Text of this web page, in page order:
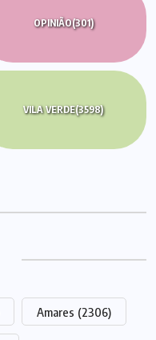
OPINIÃO(301)
VILA VERDE(3598)
Amares (2306)